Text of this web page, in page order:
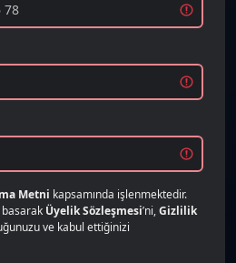
Metni kapsamında işlenmektedir.
basarak Üyelik Sözleşmesi’ni,Gizlilik
ve kabul ettiğinizi